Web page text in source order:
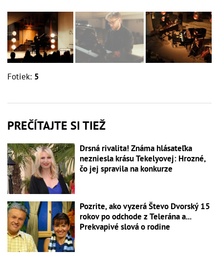
Fotiek: 5
PREČÍTAJTE SI TIEŽ
Drsná rivalita! Známa hlásateľka
nezniesla krásu Tekelyovej: Hrozné,
čo jej spravila na konkurze
Pozrite, ako vyzerá Števo Dvorský 15
rokov po odchode z Telerána a...
Prekvapivé slová o rodine